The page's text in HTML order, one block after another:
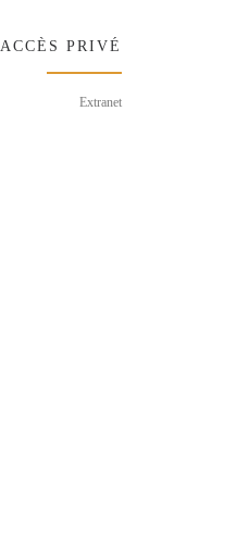
ACCÈS PRIVÉ
Extranet